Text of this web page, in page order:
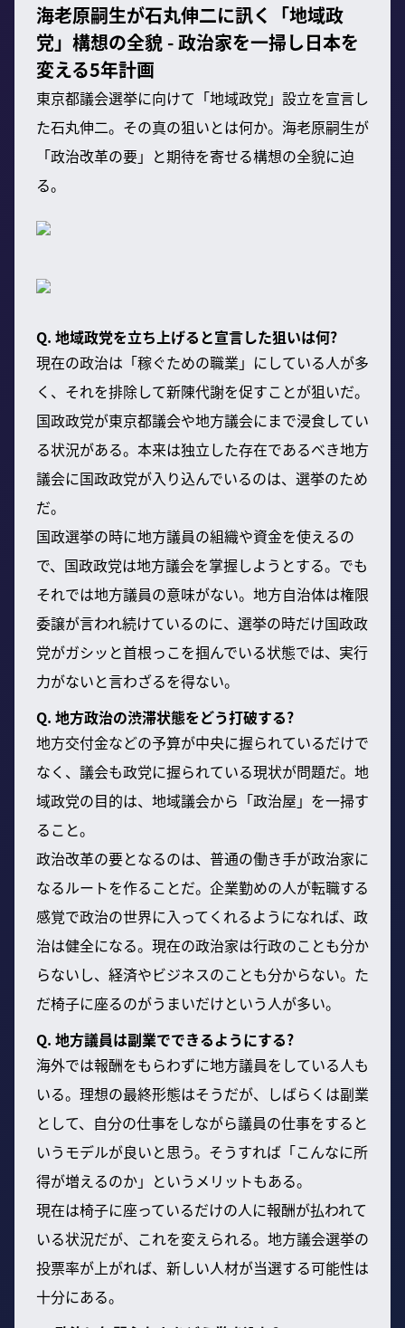
海老原嗣生が石丸伸二に訊く「地域政
党」構想の全貌 - 政治家を一掃し日本を
変える5年計画
東京都議会選挙に向けて「地域政党」設立を宣言し
た石丸伸二。その真の狙いとは何か。海老原嗣生が
「政治改革の要」と期待を寄せる構想の全貌に迫
る。
Q. 地域政党を立ち上げると宣言した狙いは何?
現在の政治は「稼ぐための職業」にしている人が多
く、それを排除して新陳代謝を促すことが狙いだ。
国政政党が東京都議会や地方議会にまで浸食してい
る状況がある。本来は独立した存在であるべき地方
議会に国政政党が入り込んでいるのは、選挙のため
だ。
国政選挙の時に地方議員の組織や資金を使えるの
で、国政政党は地方議会を掌握しようとする。でも
それでは地方議員の意味がない。地方自治体は権限
委譲が言われ続けているのに、選挙の時だけ国政政
党がガシッと首根っこを掴んでいる状態では、実行
力がないと言わざるを得ない。
Q. 地方政治の渋滞状態をどう打破する?
地方交付金などの予算が中央に握られているだけで
なく、議会も政党に握られている現状が問題だ。地
域政党の目的は、地域議会から「政治屋」を一掃す
ること。
政治改革の要となるのは、普通の働き手が政治家に
なるルートを作ることだ。企業勤めの人が転職する
感覚で政治の世界に入ってくれるようになれば、政
治は健全になる。現在の政治家は行政のことも分か
らないし、経済やビジネスのことも分からない。た
だ椅子に座るのがうまいだけという人が多い。
Q. 地方議員は副業でできるようにする?
海外では報酬をもらわずに地方議員をしている人も
いる。理想の最終形態はそうだが、しばらくは副業
として、自分の仕事をしながら議員の仕事をすると
いうモデルが良いと思う。そうすれば「こんなに所
得が増えるのか」というメリットもある。
現在は椅子に座っているだけの人に報酬が払われて
いる状況だが、これを変えられる。地方議会選挙の
投票率が上がれば、新しい人材が当選する可能性は
十分にある。